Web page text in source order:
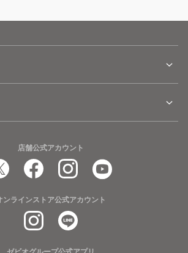
店舗公式アカウント
ンラインストア公式アカウント